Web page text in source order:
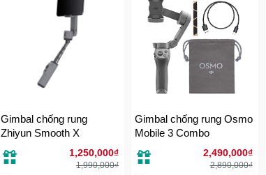
Gimbal chống rung
Zhiyun Smooth X
1,250,000₫
1,990,000₫
Gimbal chống rung Osmo
Mobile 3 Combo
2,490,000₫
2,890,000₫